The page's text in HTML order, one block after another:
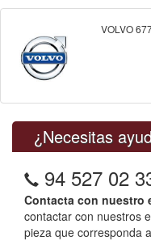
VOLVO
¿Necesitas
94 527 02
Contacta con nuestro
contactar con nuestros
pieza que corresponda